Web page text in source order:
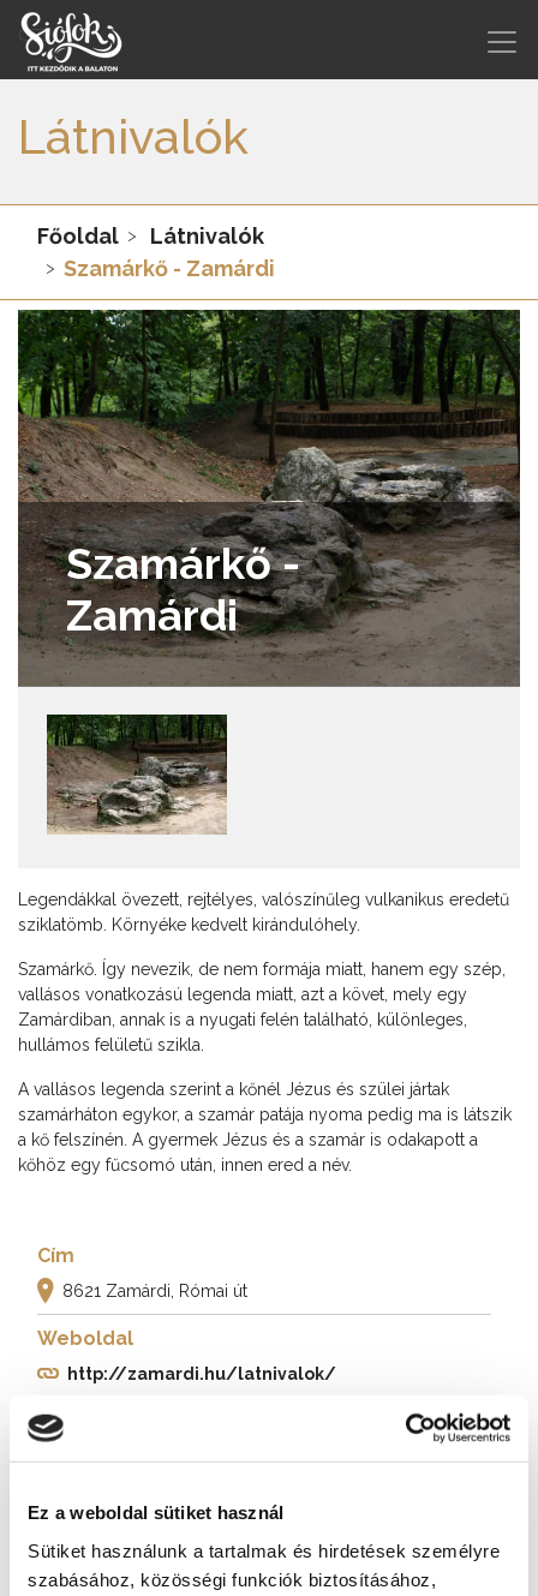
Ez a weboldal sütiket használ
Sütiket használunk a tartalmak és hirdetések személyre
szabásához, közösségi funkciók biztosításához,
Látnivalók
Főoldal
Látnivalók
Szamárkő - Zamárdi
Szamárkő -
Zamárdi
Legendákkal övezett, rejtélyes, valószínűleg vulkanikus eredetű
sziklatömb. Környéke kedvelt kirándulóhely.
Szamárkő. Így nevezik, de nem formája miatt, hanem egy szép,
vallásos vonatkozású legenda miatt, azt a követ, mely egy
Zamárdiban, annak is a nyugati felén található, különleges,
hullámos felületű szikla.
A vallásos legenda szerint a kőnél Jézus és szülei jártak
szamárháton egykor, a szamár patája nyoma pedig ma is látszik
a kő felszínén. A gyermek Jézus és a szamár is odakapott a
kőhöz egy fűcsomó után, innen ered a név.
Cím
8621 Zamárdi, Római út
Weboldal
http://zamardi.hu/latnivalok/
További látnivalók